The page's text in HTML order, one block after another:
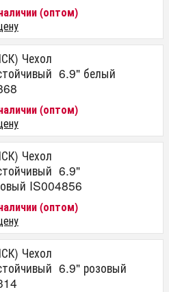
(оптом)
Чехол
6.9" белый
(оптом)
Чехол
6.9"
IS004856
(оптом)
Чехол
6.9" розовый